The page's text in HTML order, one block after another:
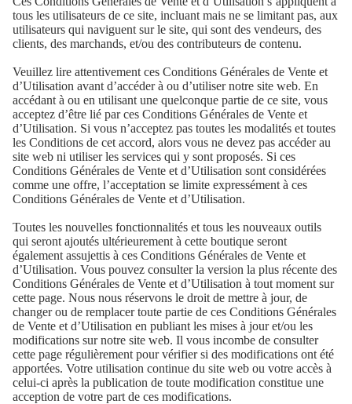
tous les utilisateurs de ce site, incluant mais ne se limitant pas, aux
utilisateurs qui naviguent sur le site, qui sont des vendeurs, des
clients, des marchands, et/ou des contributeurs de contenu.
Veuillez lire attentivement ces Conditions Générales de Vente et
d’Utilisation avant d’accéder à ou d’utiliser notre site web. En
accédant à ou en utilisant une quelconque partie de ce site, vous
acceptez d’être lié par ces Conditions Générales de Vente et
d’Utilisation. Si vous n’acceptez pas toutes les modalités et toutes
les Conditions de cet accord, alors vous ne devez pas accéder au
site web ni utiliser les services qui y sont proposés. Si ces
Conditions Générales de Vente et d’Utilisation sont considérées
comme une offre, l’acceptation se limite expressément à ces
Conditions Générales de Vente et d’Utilisation.
Toutes les nouvelles fonctionnalités et tous les nouveaux outils
qui seront ajoutés ultérieurement à cette boutique seront
également assujettis à ces Conditions Générales de Vente et
d’Utilisation. Vous pouvez consulter la version la plus récente des
Conditions Générales de Vente et d’Utilisation à tout moment sur
cette page. Nous nous réservons le droit de mettre à jour, de
changer ou de remplacer toute partie de ces Conditions Générales
de Vente et d’Utilisation en publiant les mises à jour et/ou les
modifications sur notre site web. Il vous incombe de consulter
cette page régulièrement pour vérifier si des modifications ont été
apportées. Votre utilisation continue du site web ou votre accès à
celui-ci après la publication de toute modification constitue une
acception de votre part de ces modifications.